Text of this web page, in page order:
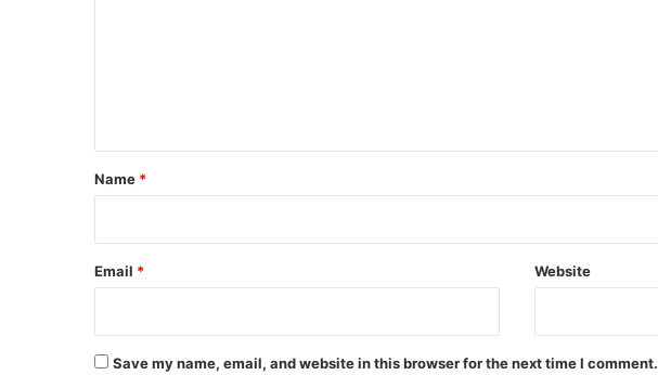
*
Name *
Email * Website
Save my name, email, and website in this browser for the next time I comment.